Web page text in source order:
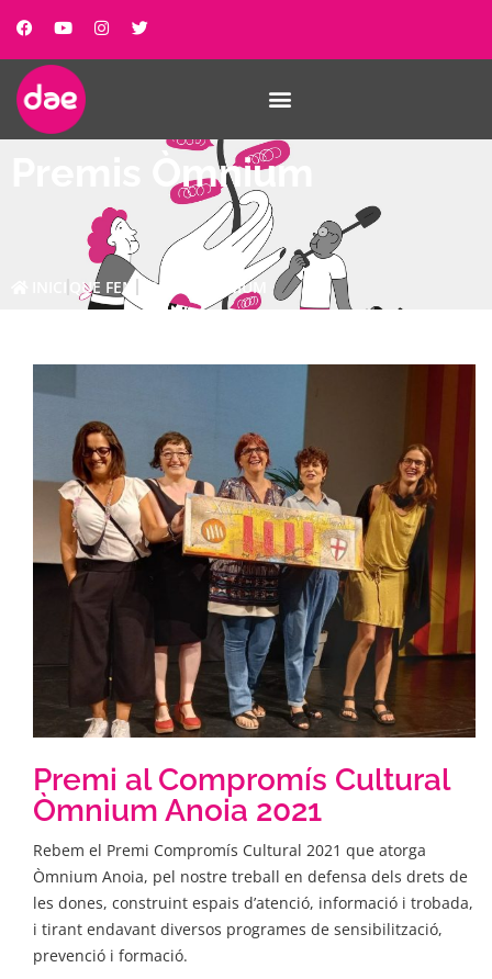
Premis Òmnium
QUE FEM PREMIS ÒMNIUM
Premi al Compromís Cultural
Òmnium Anoia 2021
Rebem el Premi Compromís Cultural 2021 que atorga
Òmnium Anoia, pel nostre treball en defensa dels drets de
les dones, construint espais d’atenció, informació i trobada,
i tirant endavant diversos programes de sensibilització,
prevenció i formació.